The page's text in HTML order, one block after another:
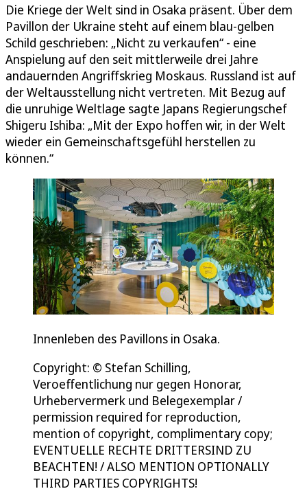
Die Kriege der Welt sind in Osaka präsent. Über dem
Pavillon der Ukraine steht auf einem blau-gelben
Schild geschrieben: „Nicht zu verkaufen“ - eine
Anspielung auf den seit mittlerweile drei Jahre
andauernden Angriffskrieg Moskaus. Russland ist auf
der Weltausstellung nicht vertreten. Mit Bezug auf
die unruhige Weltlage sagte Japans Regierungschef
Shigeru Ishiba: „Mit der Expo hoffen wir, in der Welt
wieder ein Gemeinschaftsgefühl herstellen zu
können.“
Innenleben des Pavillons in Osaka.
Copyright: © Stefan Schilling,
Veroeffentlichung nur gegen Honorar,
Urhebervermerk und Belegexemplar /
permission required for reproduction,
mention of copyright, complimentary copy;
EVENTUELLE RECHTE DRITTERSIND ZU
BEACHTEN! / ALSO MENTION OPTIONALLY
THIRD PARTIES COPYRIGHTS!